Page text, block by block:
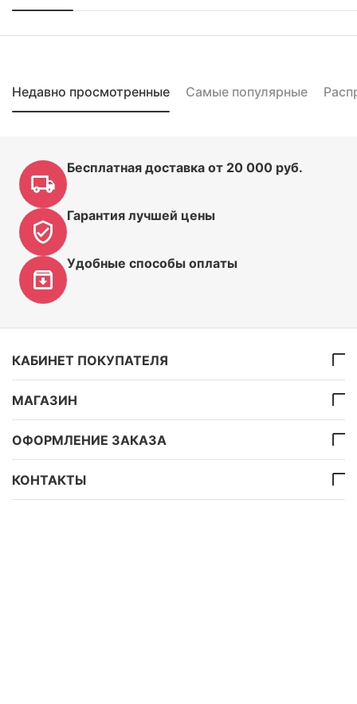
Недавно просмотренные Самые популярные
Бесплатная доставка от 20 000 руб.
Гарантия лучшей цены
Удобные способы оплаты
КАБИНЕТ ПОКУПАТЕЛЯ
МАГАЗИН
ОФОРМЛЕНИЕ ЗАКАЗА
КОНТАКТЫ